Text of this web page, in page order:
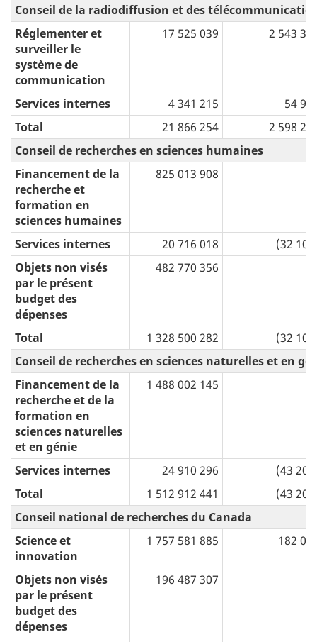
Conseil de la radiodiffusion et des
Réglementer et
surveiller le
système de
communication
17 525 039 2 543
Services internes 4 341 215
54
Total
21 866 254
2 598
Conseil de recherches en sciences humaines
Financement de la
recherche et
formation en
sciences humaines
825 013 908
Services internes 20 716 018
(32
Objets non visés
par le présent
budget des
dépenses
482 770 356
Total 1 328 500 282
(32
Conseil de recherches en sciences naturelles et en
Financement de la
recherche et de la
formation en
sciences naturelles
et en génie
1 488 002 145
Services internes 24 910 296
(43
Total
1 512 912 441
(43
Conseil national de recherches du Canada
Science et
innovation
1 757 581 885 182
Objets non visés
par le présent
budget des
dépenses
196 487 307